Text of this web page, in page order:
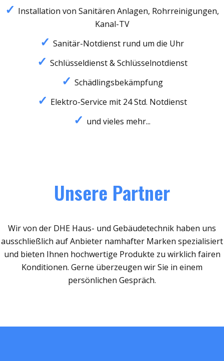
Installation von Sanitären Anlagen, Rohrreinigungen,
Kanal-TV
Sanitär-Notdienst rund um die Uhr
Schlüsseldienst & Schlüsselnotdienst
Schädlingsbekämpfung
Elektro-Service mit 24 Std. Notdienst
und vieles mehr...
Unsere Partner
Wir von der DHE Haus- und Gebäudetechnik haben uns
ausschließlich auf Anbieter namhafter Marken spezialisiert
und bieten Ihnen hochwertige Produkte zu wirklich fairen
Konditionen. Gerne überzeugen wir Sie in einem
persönlichen Gespräch.